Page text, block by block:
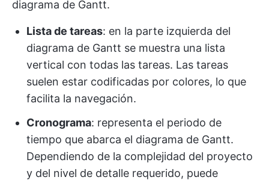
diagrama de Gantt.
Lista de tareas: en la parte izquierda del
diagrama de Gantt se muestra una lista
vertical con todas las tareas. Las tareas
suelen estar codificadas por colores, lo que
facilita la navegación.
Cronograma: representa el periodo de
tiempo que abarca el diagrama de Gantt.
Dependiendo de la complejidad del proyecto
y del nivel de detalle requerido, puede